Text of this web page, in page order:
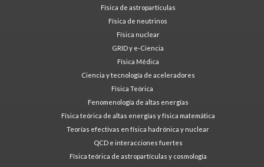
Física de astropartículas
Física de neutrinos
Física nuclear
GRID y e-Ciencia
Física Médica
Ciencia y tecnología de aceleradores
Física Teórica
Fenomenología de altas energías
Física teórica de altas energías y física matemática
Teorías efectivas en física hadrónica y nuclear
QCD e interacciones fuertes
Física teórica de astropartículas y cosmología